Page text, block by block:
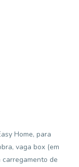
Home, para
vaga box (em
de